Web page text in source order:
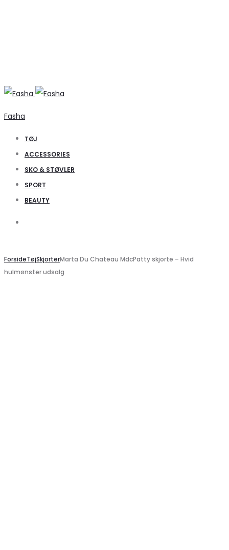
Fasha
TØJ
ACCESSORIES
SKO & STØVLER
SPORT
BEAUTY
ForsideTøjSkjorterMarta Du Chateau MdcPatty skjorte – Hvid
hulmønster udsalg